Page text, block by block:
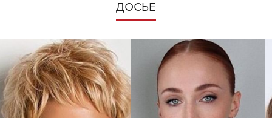
ДОСЬЕ